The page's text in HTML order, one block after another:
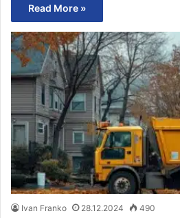
Read More »
Ivan Franko 28.12.2024 490